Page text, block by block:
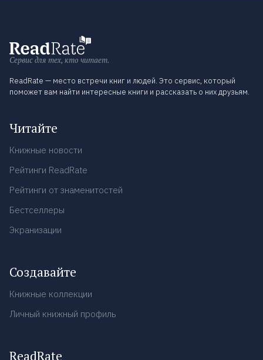
Сервис для тех, кто читает.
ReadRate — место встречи книг и людей. Это сервис, который
поможет вам найти интересные книги и рассказать о них друзьям.
Читайте
Книжные новости
Рейтинги ReadRate
Рейтинги от знаменитостей
Бестселлеры
Экранизации
Создавайте
Книжные коллекции
Личный книжный профиль
ReadRate